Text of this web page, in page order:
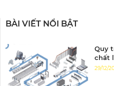
BÀI VIẾT NỔI BẬT
Quy
chất
29/12/